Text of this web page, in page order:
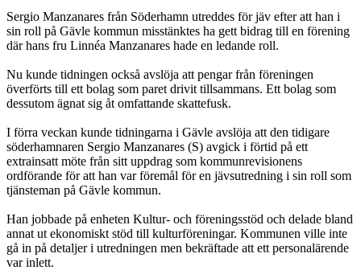
Sergio Manzanares från Söderhamn utreddes för jäv efter att han i
sin roll på Gävle kommun misstänktes ha gett bidrag till en förening
där hans fru Linnéa Manzanares hade en ledande roll.
Nu kunde tidningen också avslöja att pengar från föreningen
överförts till ett bolag som paret drivit tillsammans. Ett bolag som
dessutom ägnat sig åt omfat­tande skattefusk.
I förra veckan kunde tidningarna i Gävle avslöja att den tidigare
söderhamnaren Sergio Manzanares (S) avgick i förtid på ett
extrainsatt möte från sitt uppdrag som kommunrevisionens
ordförande för att han var föremål för en jävsutredning i sin roll som
tjänsteman på Gävle kommun.
Han jobbade på enheten Kultur- och föreningsstöd och delade bland
annat ut ekonomiskt stöd till kulturföreningar. Kommunen ville inte
gå in på detaljer i ut­redningen men bekräftade att ett personalärende
var inlett.